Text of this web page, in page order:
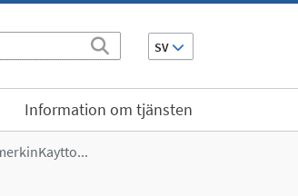
SV
Information om tjänsten